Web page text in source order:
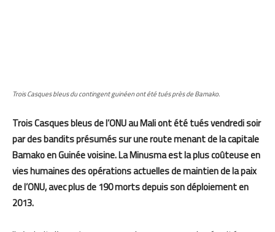
Trois Casques bleus du contingent guinéen ont été tués près de Bamako.
Trois Casques bleus de l’ONU au Mali ont été tués vendredi soir
par des bandits présumés sur une route menant de la capitale
Bamako en Guinée voisine. La Minusma est la plus coûteuse en
vies humaines des opérations actuelles de maintien de la paix
de l’ONU, avec plus de 190 morts depuis son déploiement en
2013.